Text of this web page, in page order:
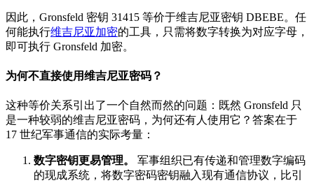
因此，Gronsfeld 密钥 31415 等价于维吉尼亚密钥 DBEBE。任
何能执行维吉尼亚加密的工具，只需将数字转换为对应字母，
即可执行 Gronsfeld 加密。
为何不直接使用维吉尼亚密码？
这种等价关系引出了一个自然而然的问题：既然 Gronsfeld 只
是一种较弱的维吉尼亚密码，为何还有人使用它？答案在于
17 世纪军事通信的实际考量：
数字密钥更易管理。
军事组织已有传递和管理数字编码
的现成系统，将数字密码密钥融入现有通信协议，比引